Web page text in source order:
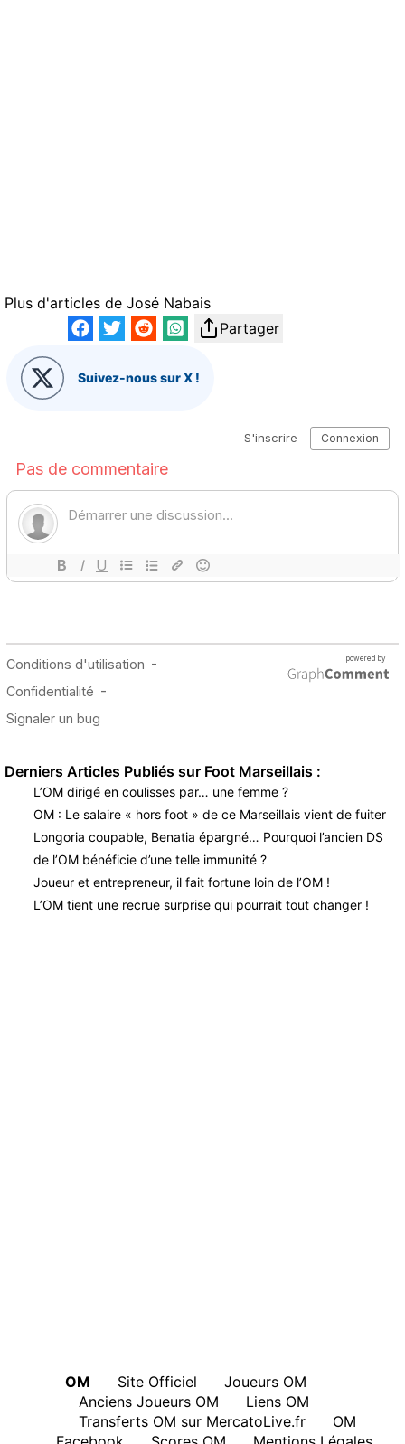
Plus d'articles de José Nabais
Partager
Suivez-nous sur X !
Derniers Articles Publiés sur Foot Marseillais :
L’OM dirigé en coulisses par… une femme ?
OM : Le salaire « hors foot » de ce Marseillais vient de fuiter
Longoria coupable, Benatia épargné… Pourquoi l’ancien DS
de l’OM bénéficie d’une telle immunité ?
Joueur et entrepreneur, il fait fortune loin de l’OM !
L’OM tient une recrue surprise qui pourrait tout changer !
OM Site Officiel
Joueurs OM
Anciens Joueurs OM
Liens OM
Transferts OM sur MercatoLive.fr
OM